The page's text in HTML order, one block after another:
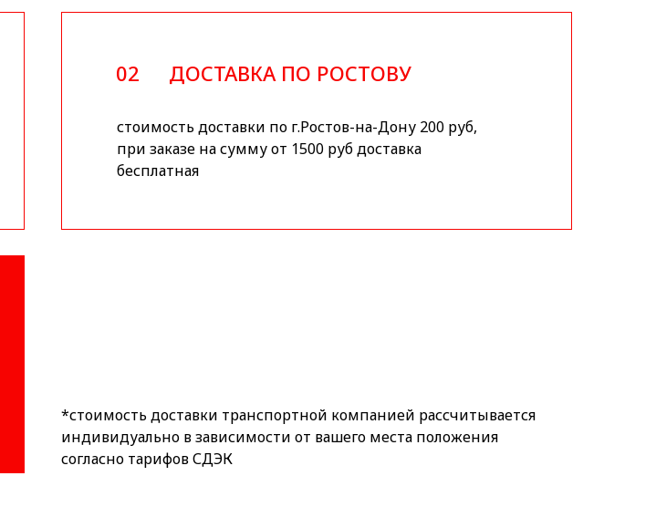
ДОСТАВКА ПО РОСТОВУ
02
стоимость доставки по г.Ростов-на-Дону 200 руб,
при заказе на сумму от 1500 руб доставка
бесплатная
*стоимость доставки транспортной компанией рассчитывается
индивидуально в зависимости от вашего места положения
согласно тарифов СДЭК